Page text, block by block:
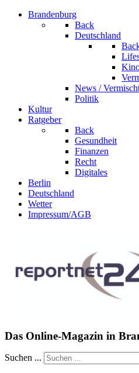
Brandenburg
Back
Deutschland
News /
Politik
Kultur
Ratgeber
Back
Gesundheit
Finanzen
Recht
Digitales
Berlin
Deutschland
Wetter
Impressum/AGB
Das Online-Magazin in
Suchen ...